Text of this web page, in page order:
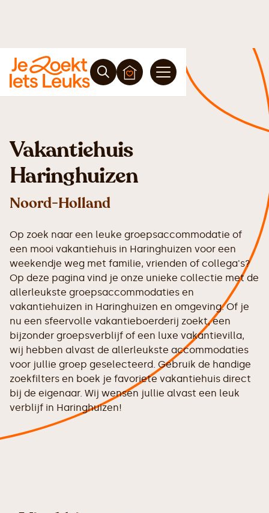
Vakantiehuis
Haringhuizen
Noord-Holland
Op zoek naar een leuke groepsaccommodatie of
een mooi vakantiehuis in Haringhuizen voor een
weekendje weg met familie, vrienden of collega's?
Op deze pagina vind je onze unieke collectie met de
allerleukste groepsaccommodaties en
vakantiehuizen in Haringhuizen en omgeving. Of je
nu een sfeervolle vakantieboerderij zoekt, een
bijzonder groepsverblijf of een luxe vakantievilla,
wij hebben alvast de allerleukste accommodaties
voor jullie groep geselecteerd. Gebruik de handige
zoekfilters en boek je favoriete vakantiehuis direct
bij de eigenaar. Wij wensen jullie alvast een leuk
verblijf in Haringhuizen!